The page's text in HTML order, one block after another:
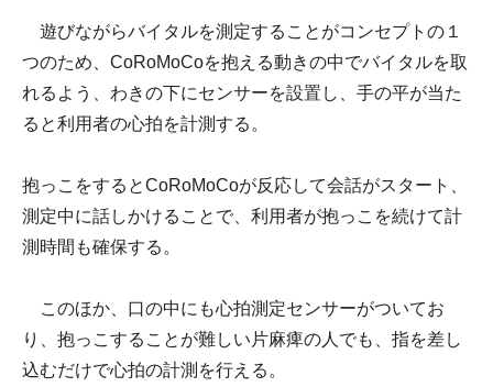
遊びながらバイタルを測定することがコンセプトの１
つのため、CoRoMoCoを抱える動きの中でバイタルを取
れるよう、わきの下にセンサーを設置し、手の平が当た
ると利用者の心拍を計測する。
抱っこをするとCoRoMoCoが反応して会話がスタート、
測定中に話しかけることで、利用者が抱っこを続けて計
測時間も確保する。
このほか、口の中にも心拍測定センサーがついてお
り、抱っこすることが難しい片麻痺の人でも、指を差し
込むだけで心拍の計測を行える。